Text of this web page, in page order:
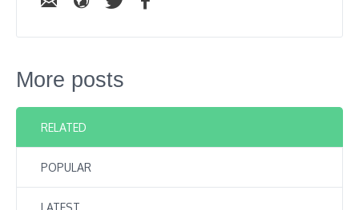
More posts
RELATED
POPULAR